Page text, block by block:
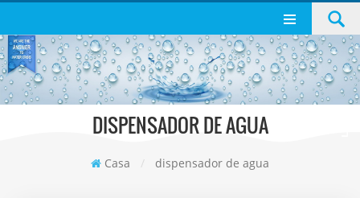
DISPENSADOR DE AGUA
Casa / dispensador de agua